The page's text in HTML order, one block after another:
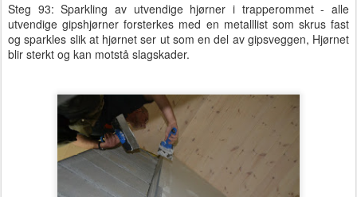
Steg 93: Sparkling av utvendige hjørner i trapperommet - alle
utvendige gipshjørner forsterkes med en metalllist som skrus fast
og sparkles slik at hjørnet ser ut som en del av gipsveggen, Hjørnet
blir sterkt og kan motstå slagskader.